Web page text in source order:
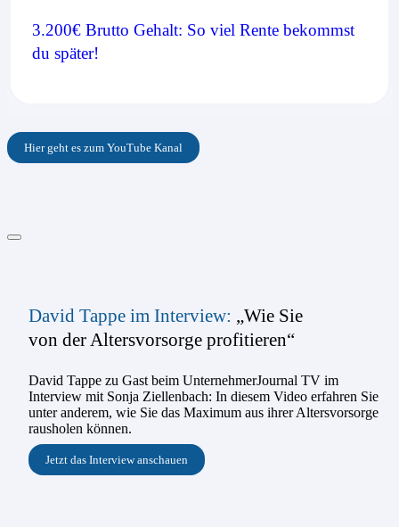
3.200€ Brutto Gehalt: So viel Rente bekommst
du später!
Hier geht es zum YouTube Kanal
David Tappe im Interview: „Wie Sie
von der Altersvorsorge profitieren“
David Tappe zu Gast beim UnternehmerJournal TV im
Interview mit Sonja Ziellenbach: In diesem Video erfahren Sie
unter anderem, wie Sie das Maximum aus ihrer Altersvorsorge
rausholen können.
Jetzt das Interview anschauen